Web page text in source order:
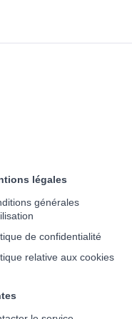
légales
générales
de confidentialité
relative aux cookies